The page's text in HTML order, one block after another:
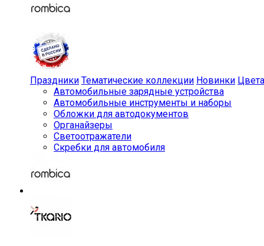
Праздники Тематические коллекции Новинки Цвета
Автомобильные зарядные устройства
Автомобильные инструменты и наборы
Обложки для автодокументов
Органайзеры
Светоотражатели
Скребки для автомобиля